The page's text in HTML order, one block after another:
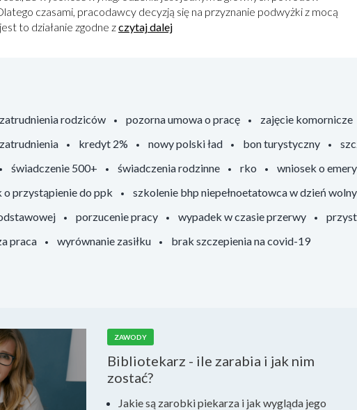
czasami, pracodawcy decyzją się na przyznanie podwyżki z mocą
to działanie zgodne zczytaj dalej
rodziców pozorna umowa o pracę zajęcie komornicze
kredyt 2% nowy polski ład bon turystyczny
świadczenie 500+ świadczenia rodzinne rko wniosek o
o przystąpienie do ppk szkolenie bhp niepełnoetatowca w dzień
porzucenie pracy wypadek w czasie przerwy
praca wyrównanie zasiłku brak szczepienia na covid-19
ZAWODY
Bibliotekarz - ile zarabia i jak nim
zostać?
Jakie są zarobki piekarza i jak wygląda jego